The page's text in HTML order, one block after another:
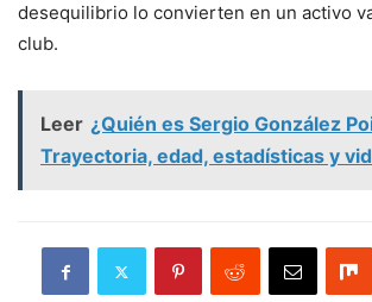
desequilibrio lo convierten en un activo
club.
Leer ¿Quién es Sergio González
Trayectoria, edad, estadísticas y